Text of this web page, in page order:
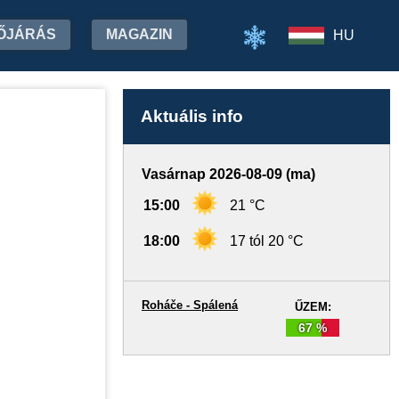
MAGAZIN HU
Aktuális info
Vasárnap 2026-08-09 (ma)
15:00 21 °C
18:00 17 tól 20 °C
ŰZEM:
67 %
Roháče - Spálená